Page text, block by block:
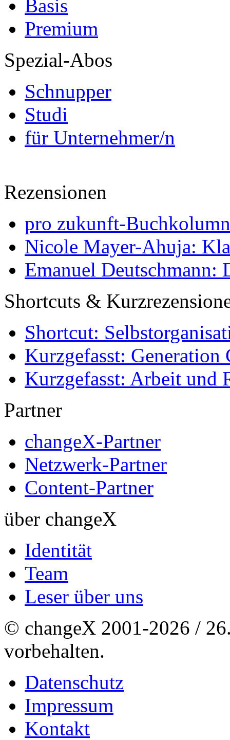
Basis
Premium
Spezial-Abos
Schnupper
Studi
für Unternehmer/n
Rezensionen
pro zukunft-
Nicole Mayer-Ahuja:
Emanuel Deutschmann:
Shortcuts &
Shortcut:
Kurzgefasst: Generation
Kurzgefasst: Arbeit und
Partner
changeX-Partner
Netzwerk-Partner
Content-Partner
über changeX
Identität
Team
Leser über uns
© changeX 2001-2026 /
vorbehalten.
Datenschutz
Impressum
Kontakt